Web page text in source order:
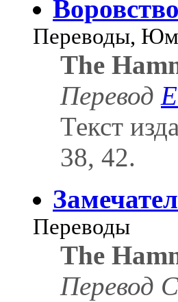
Переводы,
The
Перевод
Текст
38, 42.
Переводы
The
Перевод